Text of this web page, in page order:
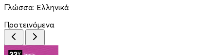
Γλώσσα: Ελληνικά
Προτεινόμενα